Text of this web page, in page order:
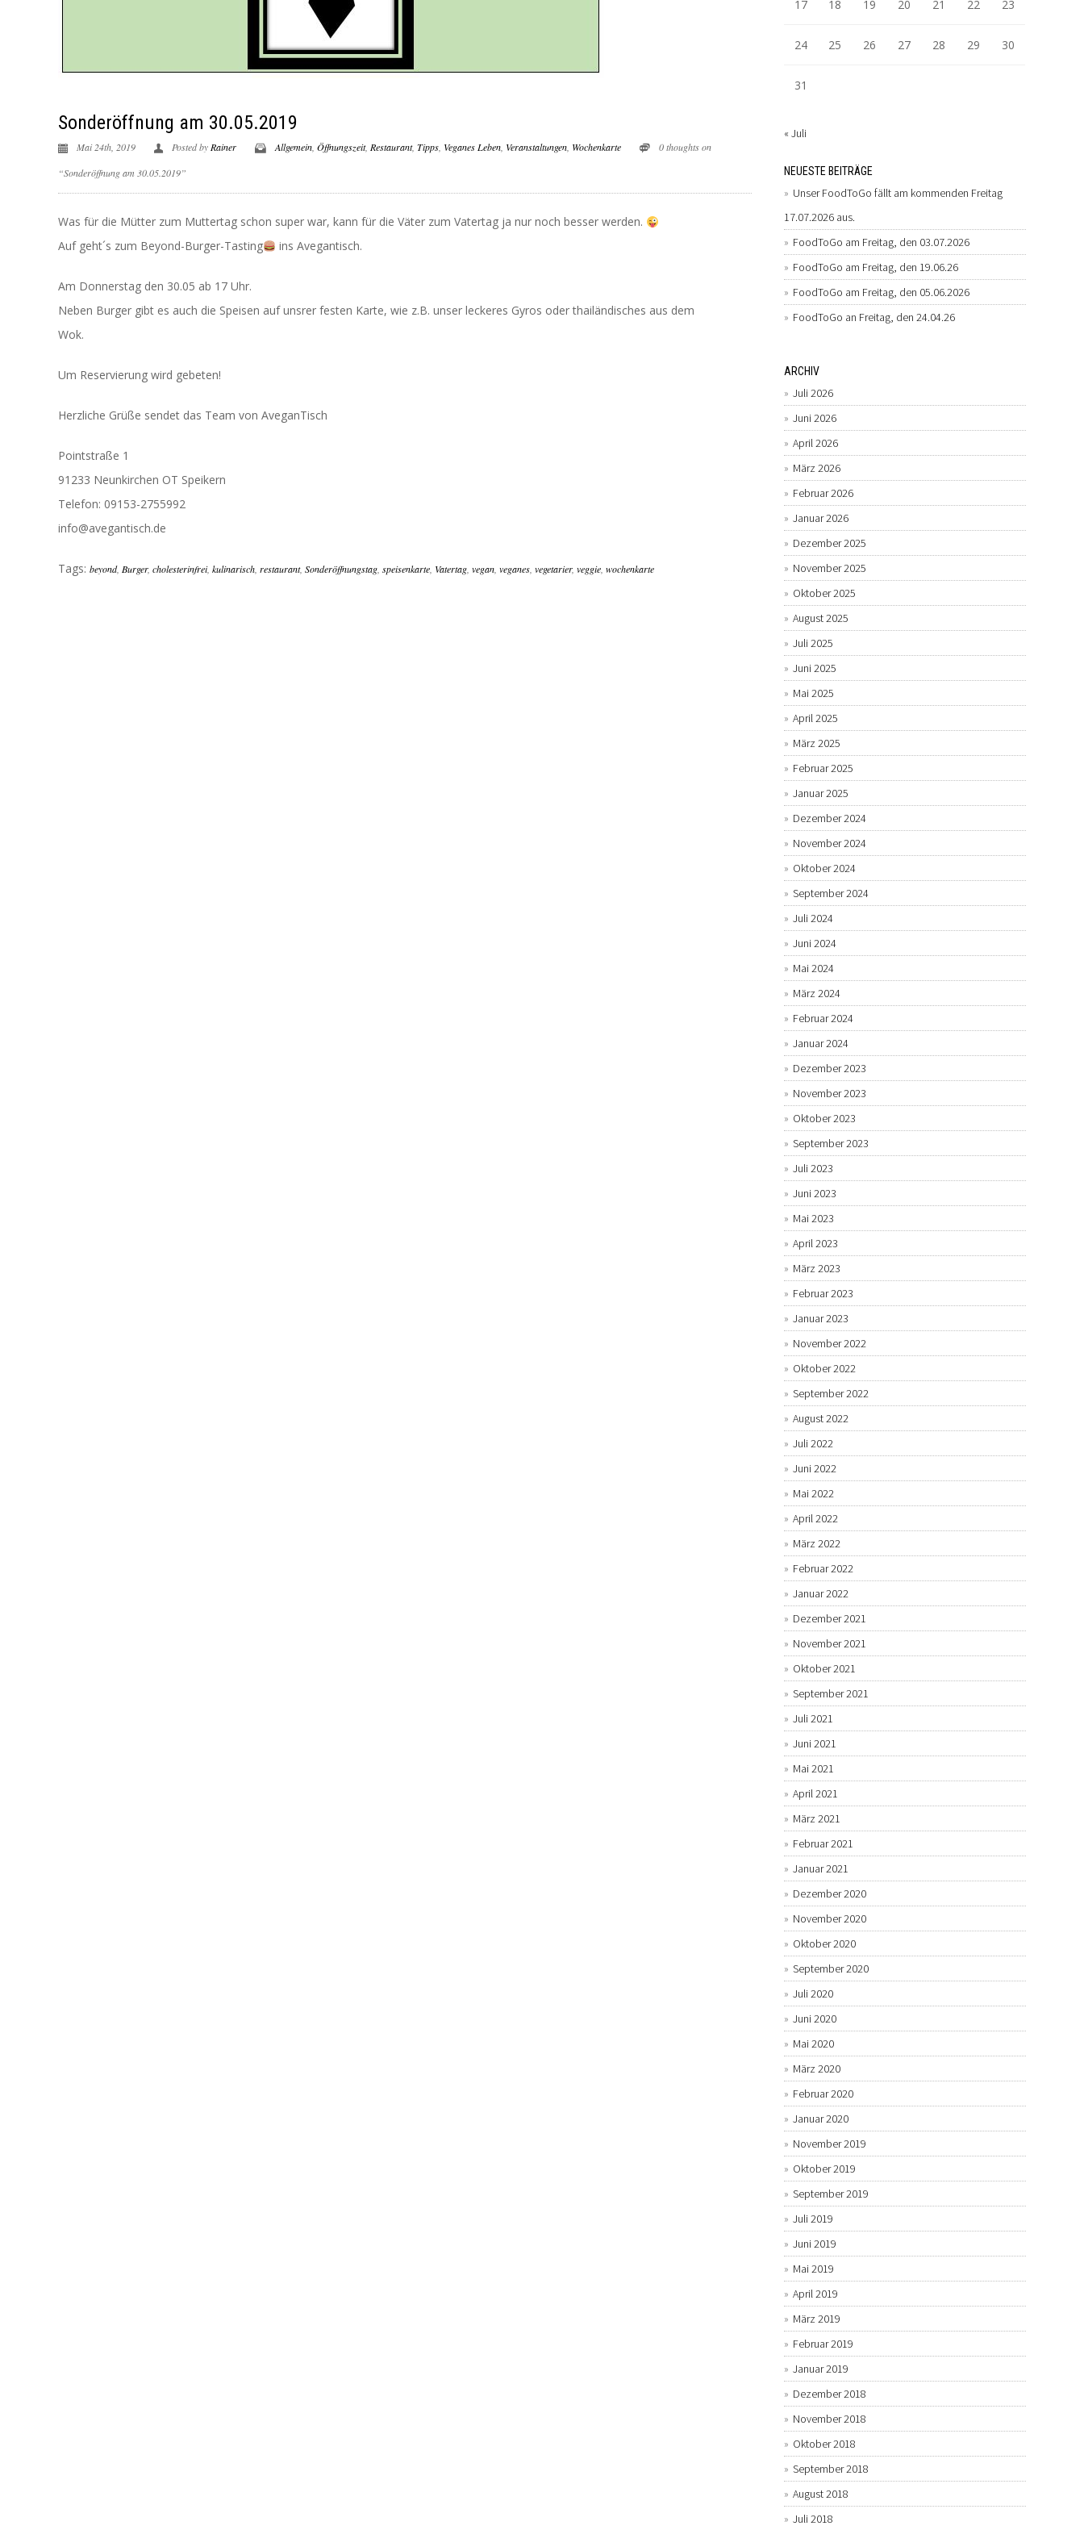
Sonderöffnung am 30.05.2019
Mai 24th, 2019 Posted by Rainer Allgemein Öffnungszeit, Restaurant, Tipps Veganes Leben Veranstaltungen Wochenkarte 0 thoughts on
“Sonderöffnung am 30.05.2019”
Was für die Mütter zum Muttertag schon super war, kann für die Väter zum Vatertag ja nur noch besser werden.
Auf geht´s zum Beyond-Burger-Tasting
ins Avegantisch.
Am Donnerstag den 30.05 ab 17 Uhr.
Neben Burger gibt es auch die Speisen auf unsrer festen Karte, wie z.B. unser leckeres Gyros oder thailändisches aus dem
Wok.
Um Reservierung wird gebeten!
Herzliche Grüße sendet das Team von AveganTisch
Pointstraße 1
91233 Neunkirchen OT Speikern
Telefon: 09153-2755992
info@avegantisch.de
Tags: beyond, Burger, cholesterinfrei, kulinarisch, restaurant, Sonderöffnungstag, speisenkarte, Vatertag, vegan, veganes, vegetarier, veggie, wochenkarte
17 18 19 20 21 22 23
24 25 26 27 28 29 30
31
« Juli
NEUESTE BEITRÄGE
Unser FoodToGo fällt am kommenden Freitag
17.07.2026 aus.
FoodToGo am Freitag, den 03.07.2026
FoodToGo am Freitag, den 19.06.26
FoodToGo am Freitag, den 05.06.2026
FoodToGo an Freitag, den 24.04.26
ARCHIV
Juli 2026
Juni 2026
April 2026
März 2026
Februar 2026
Januar 2026
Dezember 2025
November 2025
Oktober 2025
August 2025
Juli 2025
Juni 2025
Mai 2025
April 2025
März 2025
Februar 2025
Januar 2025
Dezember 2024
November 2024
Oktober 2024
September 2024
Juli 2024
Juni 2024
Mai 2024
März 2024
Februar 2024
Januar 2024
Dezember 2023
November 2023
Oktober 2023
September 2023
Juli 2023
Juni 2023
Mai 2023
April 2023
März 2023
Februar 2023
Januar 2023
November 2022
Oktober 2022
September 2022
August 2022
Juli 2022
Juni 2022
Mai 2022
April 2022
März 2022
Februar 2022
Januar 2022
Dezember 2021
November 2021
Oktober 2021
September 2021
Juli 2021
Juni 2021
Mai 2021
April 2021
März 2021
Februar 2021
Januar 2021
Dezember 2020
November 2020
Oktober 2020
September 2020
Juli 2020
Juni 2020
Mai 2020
März 2020
Februar 2020
Januar 2020
November 2019
Oktober 2019
September 2019
Juli 2019
Juni 2019
Mai 2019
April 2019
März 2019
Februar 2019
Januar 2019
Dezember 2018
November 2018
Oktober 2018
September 2018
August 2018
Juli 2018